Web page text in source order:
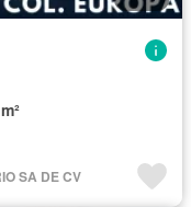
SA DE CV